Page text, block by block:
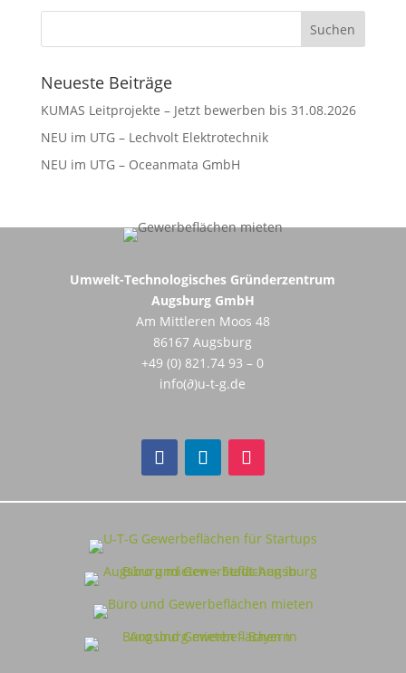
Neueste Beiträge
KUMAS Leitprojekte – Jetzt bewerben bis 31.08.2026
NEU im UTG – Lechvolt Elektrotechnik
NEU im UTG – Oceanmata GmbH
Umwelt-Technologisches Gründerzentrum
Augsburg GmbH
Am Mittleren Moos 48
86167 Augsburg
+49 (0) 821.74 93 – 0
info(∂)u-t-g.de